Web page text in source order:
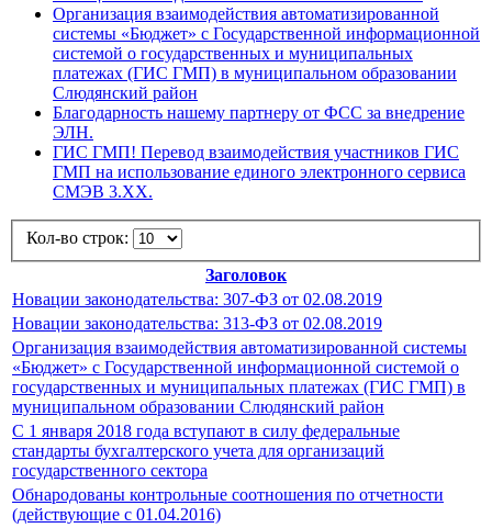
Организация взаимодействия автоматизированной
системы «Бюджет» с Государственной информационной
системой о государственных и муниципальных
платежах (ГИС ГМП) в муниципальном образовании
Слюдянский район
Благодарность нашему партнеру от ФСС за внедрение
ЭЛН.
ГИС ГМП! Перевод взаимодействия участников ГИС
ГМП на использование единого электронного сервиса
СМЭВ 3.ХХ.
Кол-во строк:
Заголовок
Новации законодательства: 307-ФЗ от 02.08.2019
Новации законодательства: 313-ФЗ от 02.08.2019
Организация взаимодействия автоматизированной системы
«Бюджет» с Государственной информационной системой о
государственных и муниципальных платежах (ГИС ГМП) в
муниципальном образовании Слюдянский район
С 1 января 2018 года вступают в силу федеральные
стандарты бухгалтерского учета для организаций
государственного сектора
Обнародованы контрольные соотношения по отчетности
(действующие c 01.04.2016)